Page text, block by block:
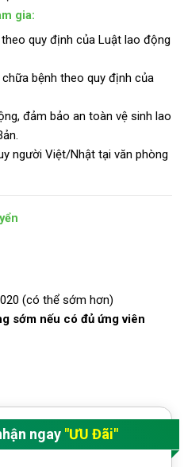
gia:
quy định của Luật lao động
bệnh theo quy định của
đảm bảo an toàn vệ sinh lao
người Việt/Nhật tại văn phòng
(có thể sớm hơn)
sớm nếu có đủ ứng viên
ngay "ƯU Đãi"